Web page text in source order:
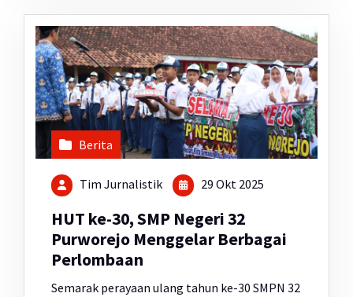
Berita
Tim Jurnalistik 29 Okt 2025
HUT ke-30, SMP Negeri 32
Purworejo Menggelar Berbagai
Perlombaan
Semarak perayaan ulang tahun ke-30 SMPN 32